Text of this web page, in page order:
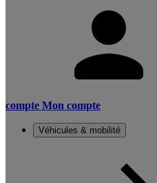
compte Mon compte
Véhicules & mobilité